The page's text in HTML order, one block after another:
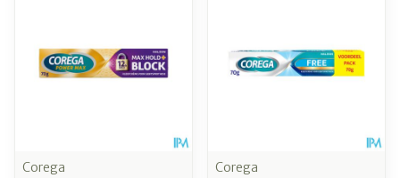
Corega
Corega